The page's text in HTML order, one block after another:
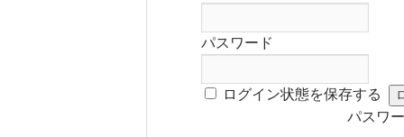
パスワード
ログイン状態を保存する
パスワ